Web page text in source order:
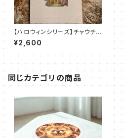
【ハロウィンシリーズ】チャウチャ
ウ｜厚手コットンガゼット巾着ト
ート（L）
¥2,600
同じカテゴリの商品